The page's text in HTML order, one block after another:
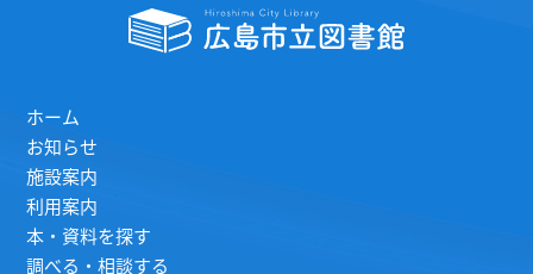
ホーム
お知らせ
施設案内
利用案内
本・資料を探す
調べる・相談する